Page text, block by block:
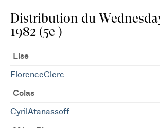
Distribution du
1982 (5e )
Lise
FlorenceClerc
Colas
CyrilAtanassoff